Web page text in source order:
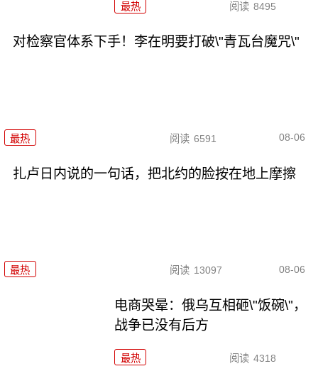
最热 阅读 8495
对检察官体系下手！李在明要打破\"青瓦台魔咒\"
最热 阅读 6591 08-06
扎卢日内说的一句话，把北约的脸按在地上摩擦
最热 阅读 13097 08-06
电商哭晕：俄乌互相砸\"饭碗\"，
战争已没有后方
最热 阅读 4318